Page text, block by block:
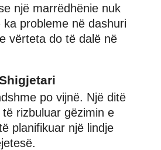
një marrëdhënie nuk
probleme në dashuri
vërteta do të dalë në
po vijnë. Një ditë
rizbuluar gëzimin e
planifikuar një lindje